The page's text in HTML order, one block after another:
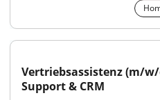
Vertriebsassistenz (m/
Support & CRM